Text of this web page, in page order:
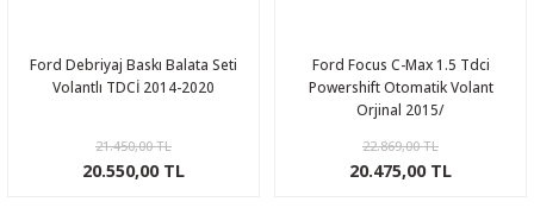
Ford Debriyaj Baskı Balata Seti
Volantlı TDCİ 2014-2020
21.450,00 TL
20.550,00 TL
Ford Focus C-Max 1.5 Tdci
Powershift Otomatik Volant
Orjinal 2015/
22.869,00 TL
20.475,00 TL